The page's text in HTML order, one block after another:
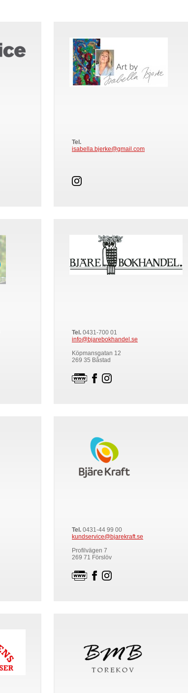
Tel.
isabella.bjerke@gmail.com
Tel. 0431-700 01
info@bjarebokhandel.se
Köpmansgatan 12
269 35 Båstad
Tel. 0431-44 99 00
kundservice@bjarekraft.se
Profilvägen 7
269 71 Förslöv